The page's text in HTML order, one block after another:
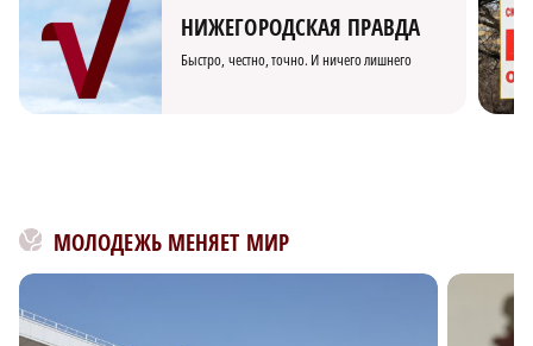
НИЖЕГОРОДСКАЯ ПРАВДА
Быстро, честно, точно. И ничего лишнего
МОЛОДЕЖЬ МЕНЯЕТ МИР